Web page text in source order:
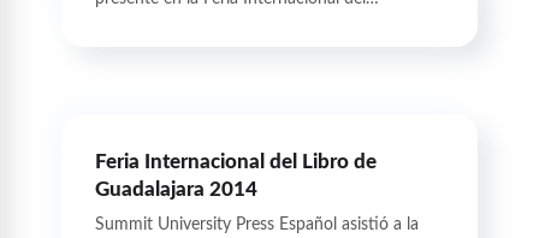
Feria Internacional del Libro de
Guadalajara 2014
Summit University Press Español asistió a la